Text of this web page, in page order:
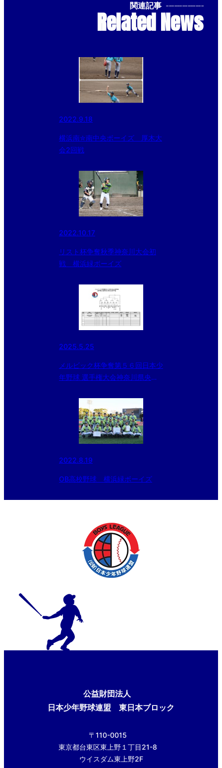
関連記事 --------------
Related News
2022.9.18
横浜南✮南中央ボーイズ 厚木大
会2回戦
2022.10.17
リスト杯争奪秋季神奈川大会初
戦 横浜緑ボーイズ
2025.5.25
メルビック杯争奪第５６回日本少
年野球 選手権大会神奈川県央支
2022.8.19
OB高校野球 横浜緑ボーイズ
公益財団法人
日本少年野球連盟 東日本ブロック
〒110-0015
東京都台東区東上野１丁目21-8
ウイスダム東上野2F